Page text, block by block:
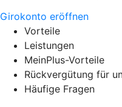
Girokonto eröffnen
Vorteile
Leistungen
MeinPlus-Vorteile
Rückvergütung für
Häufige Fragen